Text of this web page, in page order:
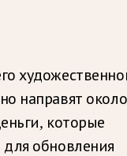
направят около
которые
для обновления